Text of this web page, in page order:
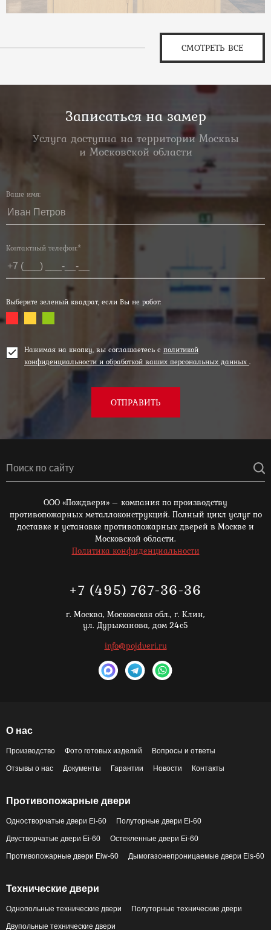
СМОТРЕТЬ ВСЕ
Записаться на замер
Услуга доступна на территории Москвы
и Московской области
Ваше имя:
Контактный телефон:*
Выберите зеленый квадрат, если Вы не робот:
Нажимая на кнопку, вы соглашаетесь с политикой
конфиденциальности и обработкой ваших персональных данных .
ОТПРАВИТЬ
ООО «Пождвери» – компания по производству
противопожарных металлоконструкций. Полный цикл услуг по
доставке и установке противопожарных дверей в Москве и
Московской области.
Политика конфиденциальности
+7 (495) 767-36-36
г. Москва, Московская обл., г. Клин,
ул. Дурыманова, дом 24с5
info@pojdveri.ru
О нас
Производство Фото готовых изделий Вопросы и ответы
Отзывы о нас Документы Гарантии Новости Контакты
Противопожарные двери
Одностворчатые двери Ei-60 Полуторные двери Ei-60
Двустворчатые двери Ei-60 Остекленные двери Ei-60
Противопожарные двери Eiw-60 Дымогазонепроницаемые двери Eis-60
Технические двери
Однопольные технические двери Полуторные технические двери
Двупольные технические двери